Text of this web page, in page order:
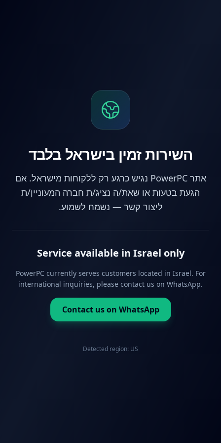
השירות זמין בישראל בלבד
אתר PowerPC נגיש כרגע רק ללקוחות מישראל. אם
הגעת בטעות או שאת/ה נציג/ת חברה המעוניין/ת
ליצור קשר — נשמח לשמוע.
Service available in Israel only
PowerPC currently serves customers located in Israel. For
international inquiries, please contact us on WhatsApp.
Contact us on WhatsApp
Detected region: US